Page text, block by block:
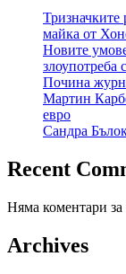
Тризначките
майка от
Новите
злоупотреба
Почина
Мартин
евро
Сандра
Recent
Няма коментари за
Archives